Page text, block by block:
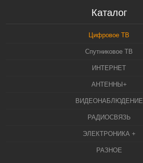
Каталог
Цифровое ТВ
Спутниковое ТВ
ИНТЕРНЕТ
АНТЕННЫ+
ВИДЕОНАБЛЮДЕНИЕ
РАДИОСВЯЗЬ
ЭЛЕКТРОНИКА +
РАЗНОЕ